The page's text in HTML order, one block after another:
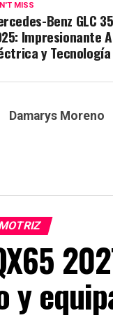
MISS
Benz GLC
Impresionante
y Tecnología
Damarys Moreno
y